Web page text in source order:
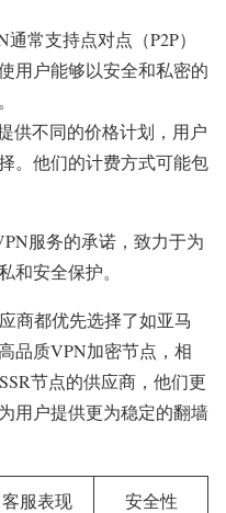
通常支持点对点（P2P）
用户能够以安全和私密的
供不同的价格计划，用户
。他们的计费方式可能包
服务的承诺，致力于为
和安全保护。
商都优先选择了如亚马
品质VPN加密节点，相
节点的供应商，他们更
用户提供更为稳定的翻墙
客服表现 安全性